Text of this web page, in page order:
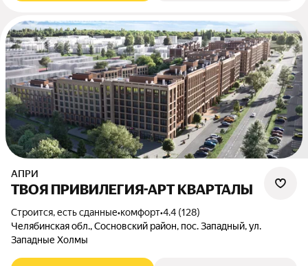
АПРИ
ТВОЯ ПРИВИЛЕГИЯ-АРТ КВАРТАЛЫ
Строится, есть сданные•комфорт•4.4 (128)
Челябинская обл., Сосновский район, пос. Западный, ул.
Западные Холмы